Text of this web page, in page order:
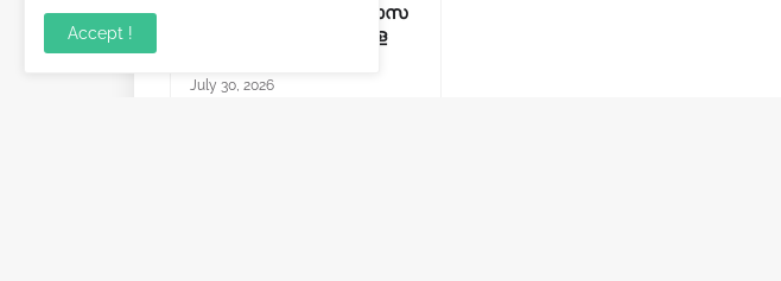
കനത്ത മഴ; വിദ്യാഭ്യാസ
സ്ഥാപനങ്ങൾക്ക് നാളെ
July 30, 2026
Accept !